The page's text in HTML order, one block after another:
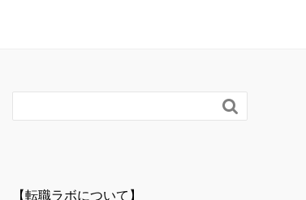

【転職ラボについて】